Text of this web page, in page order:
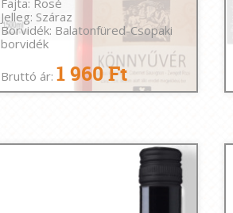
Fajta: Rosé
Jelleg: Száraz
Borvidék: Balatonfüred-Csopaki
borvidék
Bruttó ár: 1 960 Ft